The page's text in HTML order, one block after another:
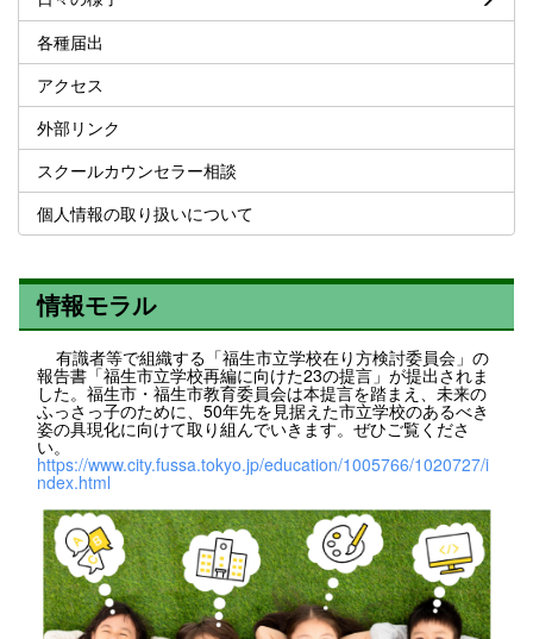
各種届出
アクセス
外部リンク
スクールカウンセラー相談
個人情報の取り扱いについて
情報モラル
有識者等で組織する「福生市立学校在り方検討委員会」の
報告書「福生市立学校再編に向けた23の提言」が提出されま
した。福生市・福生市教育委員会は本提言を踏まえ、未来の
ふっさっ子のために、50年先を見据えた市立学校のあるべき
姿の具現化に向けて取り組んでいきます。ぜひご覧くださ
い。
https://www.city.fussa.tokyo.jp/education/1005766/1020727/i
ndex.html